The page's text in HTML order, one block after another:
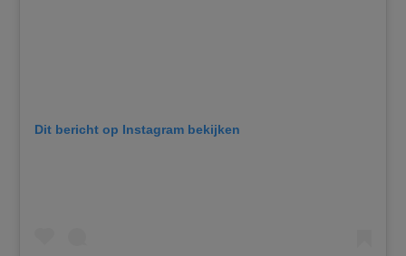
Dit bericht op Instagram bekijken